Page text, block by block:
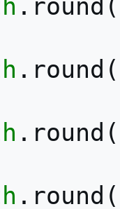
. round (
. round (
. round (
. round (